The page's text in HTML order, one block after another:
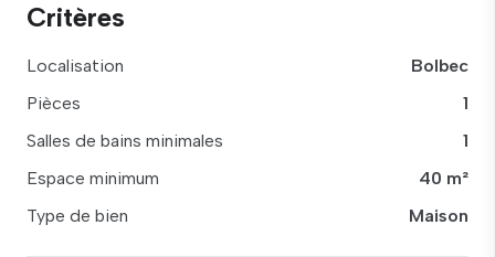
Critères
Localisation
Bolbec
Pièces
1
Salles de bains minimales
1
Espace minimum
40 m²
Type de bien
Maison